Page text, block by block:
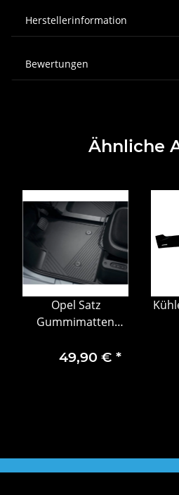
Herstellerinformation
Bewertungen
Ähnliche
Opel Satz
Gummimatten
49,90 € *